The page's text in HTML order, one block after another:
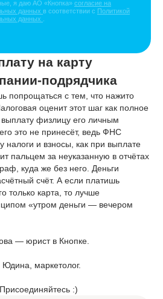
я даю АО «Кнопка» согласие на
данных в соответствии с Политикой
данных
на карту
подрядчика
попрощаться с тем, что нажито
оценит этот шаг как полное
выплату физлицу его личным
это не принесёт, ведь ФНС
налоги и взносы, как при выплате
пальцем за неуказанную в отчётах
куда же без него. Деньги
счёт. А если платишь
только карта, то лучше
«утром деньги — вечером
— юрист в Кнопке.
маркетолог.
Присоединяйтесь :)